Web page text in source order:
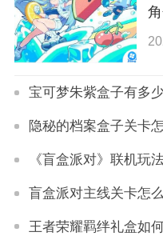
宝可梦朱紫盒子有多